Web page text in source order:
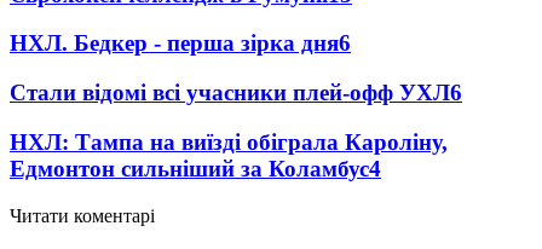
НХЛ. Бедкер - перша зірка дня6
Стали відомі всі учасники плей-офф УХЛ6
НХЛ: Тампа на виїзді обіграла Кароліну,
Едмонтон сильніший за Коламбус4
Читати коментарі